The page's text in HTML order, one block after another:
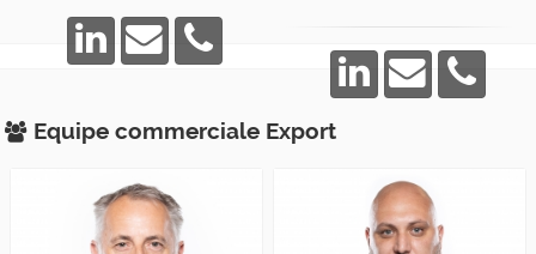
Equipe commerciale Export